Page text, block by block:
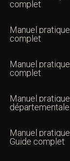
complet
Manuel
complet
Manuel
complet
Manuel
départementale
Manuel
Guide complet